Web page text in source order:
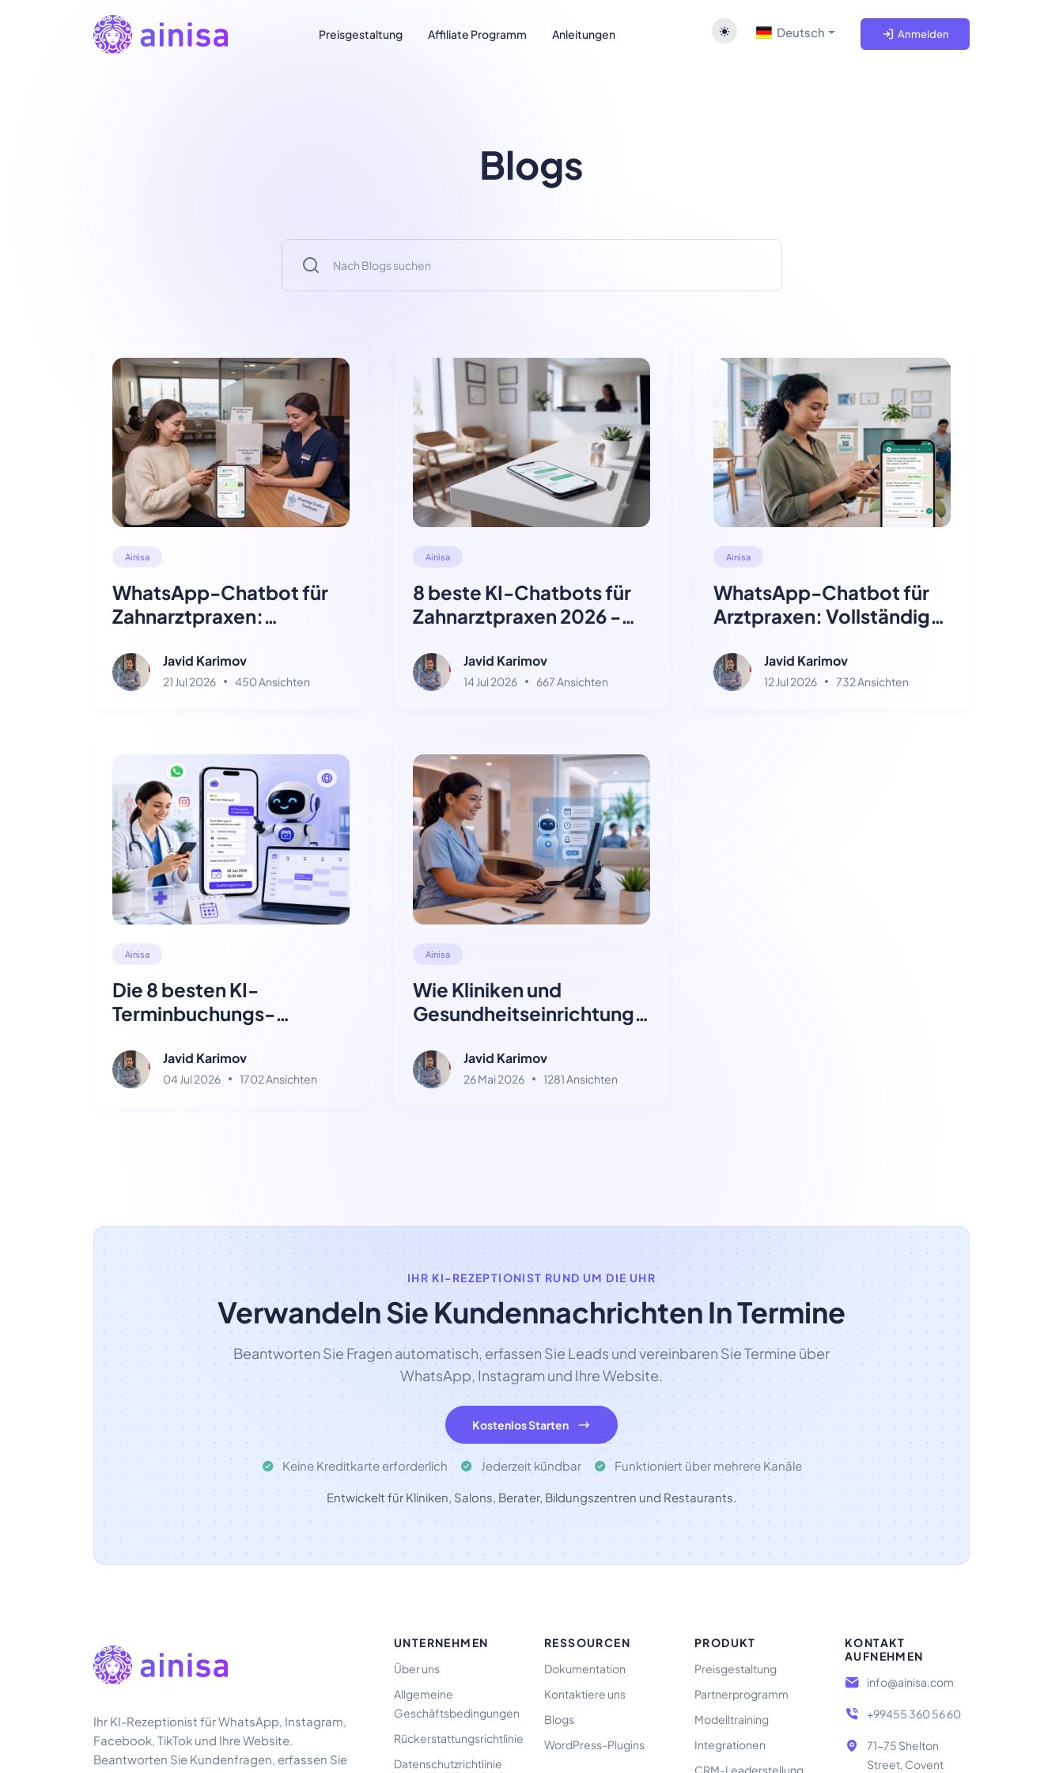
Preisgestaltung Affiliate Programm Anleitungen Anmelden
Deutsch
Blogs
Ainisa
WhatsApp-Chatbot für
Zahnarztpraxen:
Javid Karimov
21 Jul 2026 450 Ansichten
Ainisa
8 beste KI-Chatbots für
Zahnarztpraxen 2026 -
Javid Karimov
14 Jul 2026 667 Ansichten
Ainisa
WhatsApp-Chatbot für
Arztpraxen: Vollständiger
2026
Javid Karimov
12 Jul 2026 732 Ansichten
Ainisa
Die 8 besten KI-
Terminbuchungs-
2026
Javid Karimov
04 Jul 2026 1702 Ansichten
Ainisa
Wie Kliniken und
Gesundheitseinrichtunge
Terminautomatisierung
nutzen
Javid Karimov
26 Mai 2026 1281 Ansichten
IHR KI-REZEPTIONIST RUND UM DIE UHR
Verwandeln Sie Kundennachrichten In Termine
Beantworten Sie Fragen automatisch, erfassen Sie Leads und vereinbaren Sie Termine über
WhatsApp, Instagram und Ihre Website.
Kostenlos Starten
Keine Kreditkarte erforderlich Jederzeit kündbar Funktioniert über mehrere Kanäle
Entwickelt für Kliniken, Salons, Berater, Bildungszentren und Restaurants.
Ihr KI-Rezeptionist für WhatsApp, Instagram,
Facebook, TikTok und Ihre Website.
Beantworten Sie Kundenfragen, erfassen Sie
UNTERNEHMEN
Über uns
Allgemeine
Geschäftsbedingungen
Rückerstattungsrichtlinie
Datenschutzrichtlinie
RESSOURCEN
Dokumentation
Kontaktiere uns
Blogs
WordPress-Plugins
PRODUKT
Preisgestaltung
Partnerprogramm
Modelltraining
Integrationen
CRM-Leaderstellung
KONTAKT
AUFNEHMEN
info@ainisa.com
+99455 360 56 60
71-75 Shelton
Street, Covent